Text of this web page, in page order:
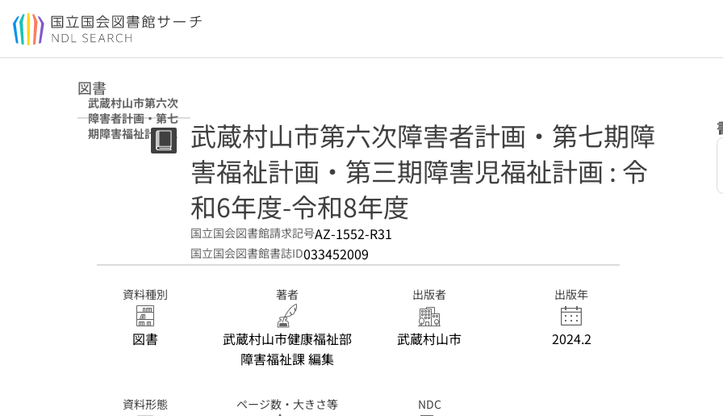
本文へ移動
図書
武蔵村山市第六次
障害者計画・第七
期障害福祉計画・
第三期障害児福祉
武蔵村山市第六次障害者計画・第七期障
害福祉計画・第三期障害児福祉計画 : 令
和6年度-令和8年度
国立国会図書館請求記号AZ-1552-R31
国立国会図書館書誌ID033452009
資料種別
図書
著者
武蔵村山市健康福祉部
障害福祉課 編集
出版者
武蔵村山市
出版年
2024.2
資料形態 ページ数・大きさ等 NDC